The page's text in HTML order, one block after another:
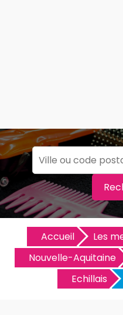
Accueil
Les
Nouvelle-Aquitaine
Echillais